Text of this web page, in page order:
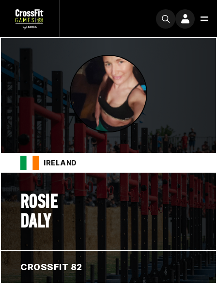
IRELAND
ROSIE
DALY
CROSSFIT 82